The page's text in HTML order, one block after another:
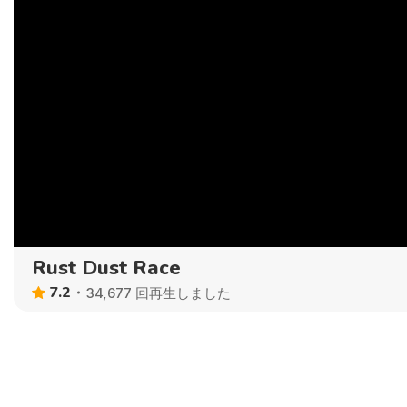
Rust Dust Race
7.2 34,677 回再生しました